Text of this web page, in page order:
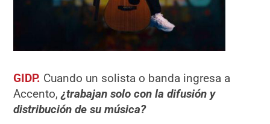
GIDP. Cuando un solista o banda ingresa a
Accento, ¿trabajan solo con la difusión y
distribución de su música?